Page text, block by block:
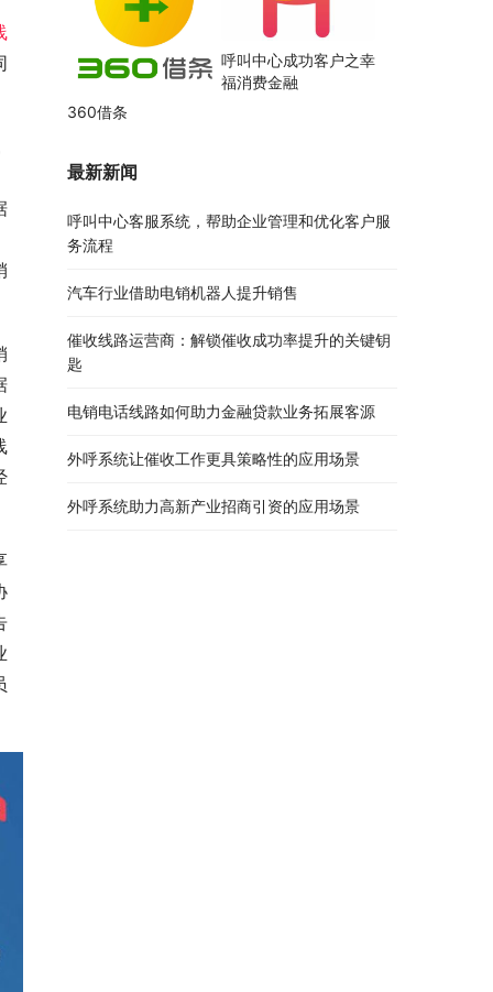
360借条
呼叫中心成功客户之幸
福消费金融
最新新闻
呼叫中心客服系统，帮助企业管理和优化客户服
务流程
汽车行业借助电销机器人提升销售
催收线路运营商：解锁催收成功率提升的关键钥
匙
电销电话线路如何助力金融贷款业务拓展客源
外呼系统让催收工作更具策略性的应用场景
外呼系统助力高新产业招商引资的应用场景